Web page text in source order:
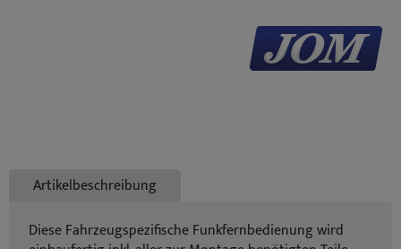
Artikelbeschreibung
Diese Fahrzeugspezifische Funkfernbedienung wird